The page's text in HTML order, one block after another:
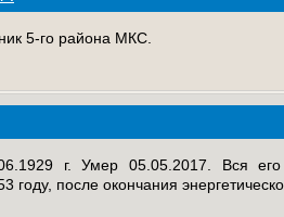
5-го района МКС.
г. Умер 05.05.2017. Вся
году, после окончания